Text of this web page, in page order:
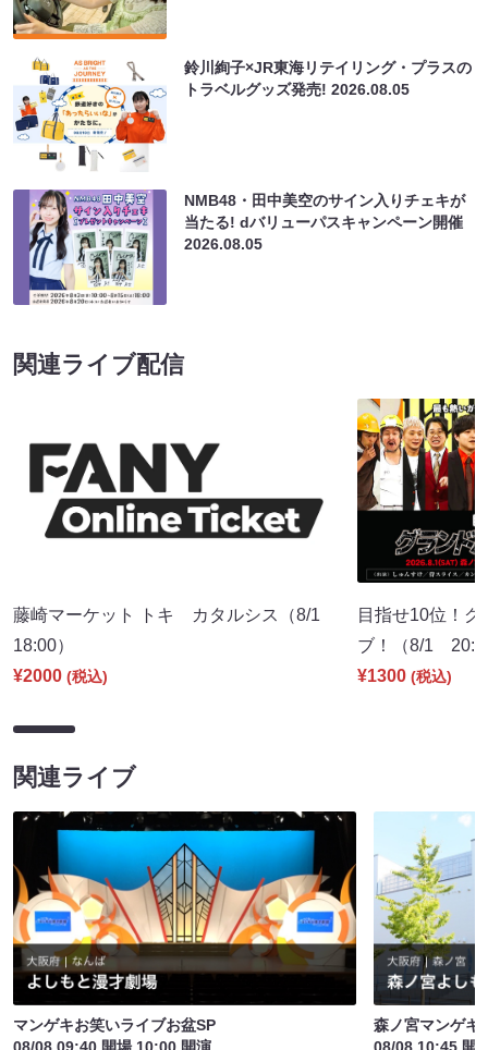
鈴川絢子×JR東海リテイリング・プラスの
トラベルグッズ発売!2026.08.05
NMB48・田中美空のサイン入りチェキが
当たる! dバリューパスキャンペーン開催
2026.08.05
関連ライブ配信
藤崎マーケット トキ カタルシス（8/1
18:00）
¥2000 (税込)
目指せ10位！
ブ！（8/1
¥1300 (税込)
関連ライブ
マンゲキお笑いライブお盆SP
08/08 09:40 開場 10:00 開演
森ノ宮マンゲキ
08/08 10:45 開